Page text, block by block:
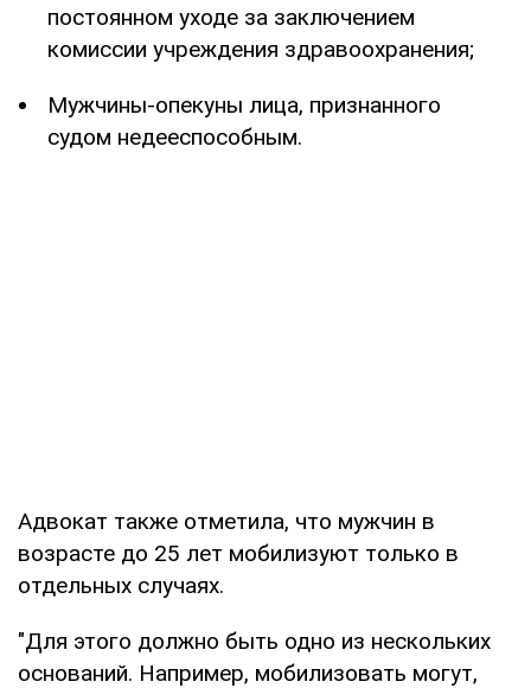
постоянном уходе за заключением
комиссии учреждения здравоохранения;
Мужчины-опекуны лица, признанного
судом недееспособным.
Адвокат также отметила, что мужчин в
возрасте до 25 лет мобилизуют только в
отдельных случаях.
"Для этого должно быть одно из нескольких
оснований. Например, мобилизовать могут,